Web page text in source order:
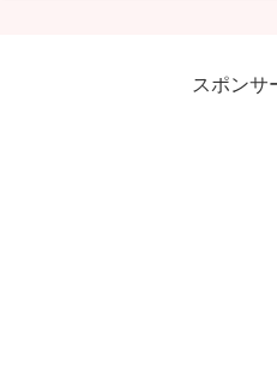
スポンサ